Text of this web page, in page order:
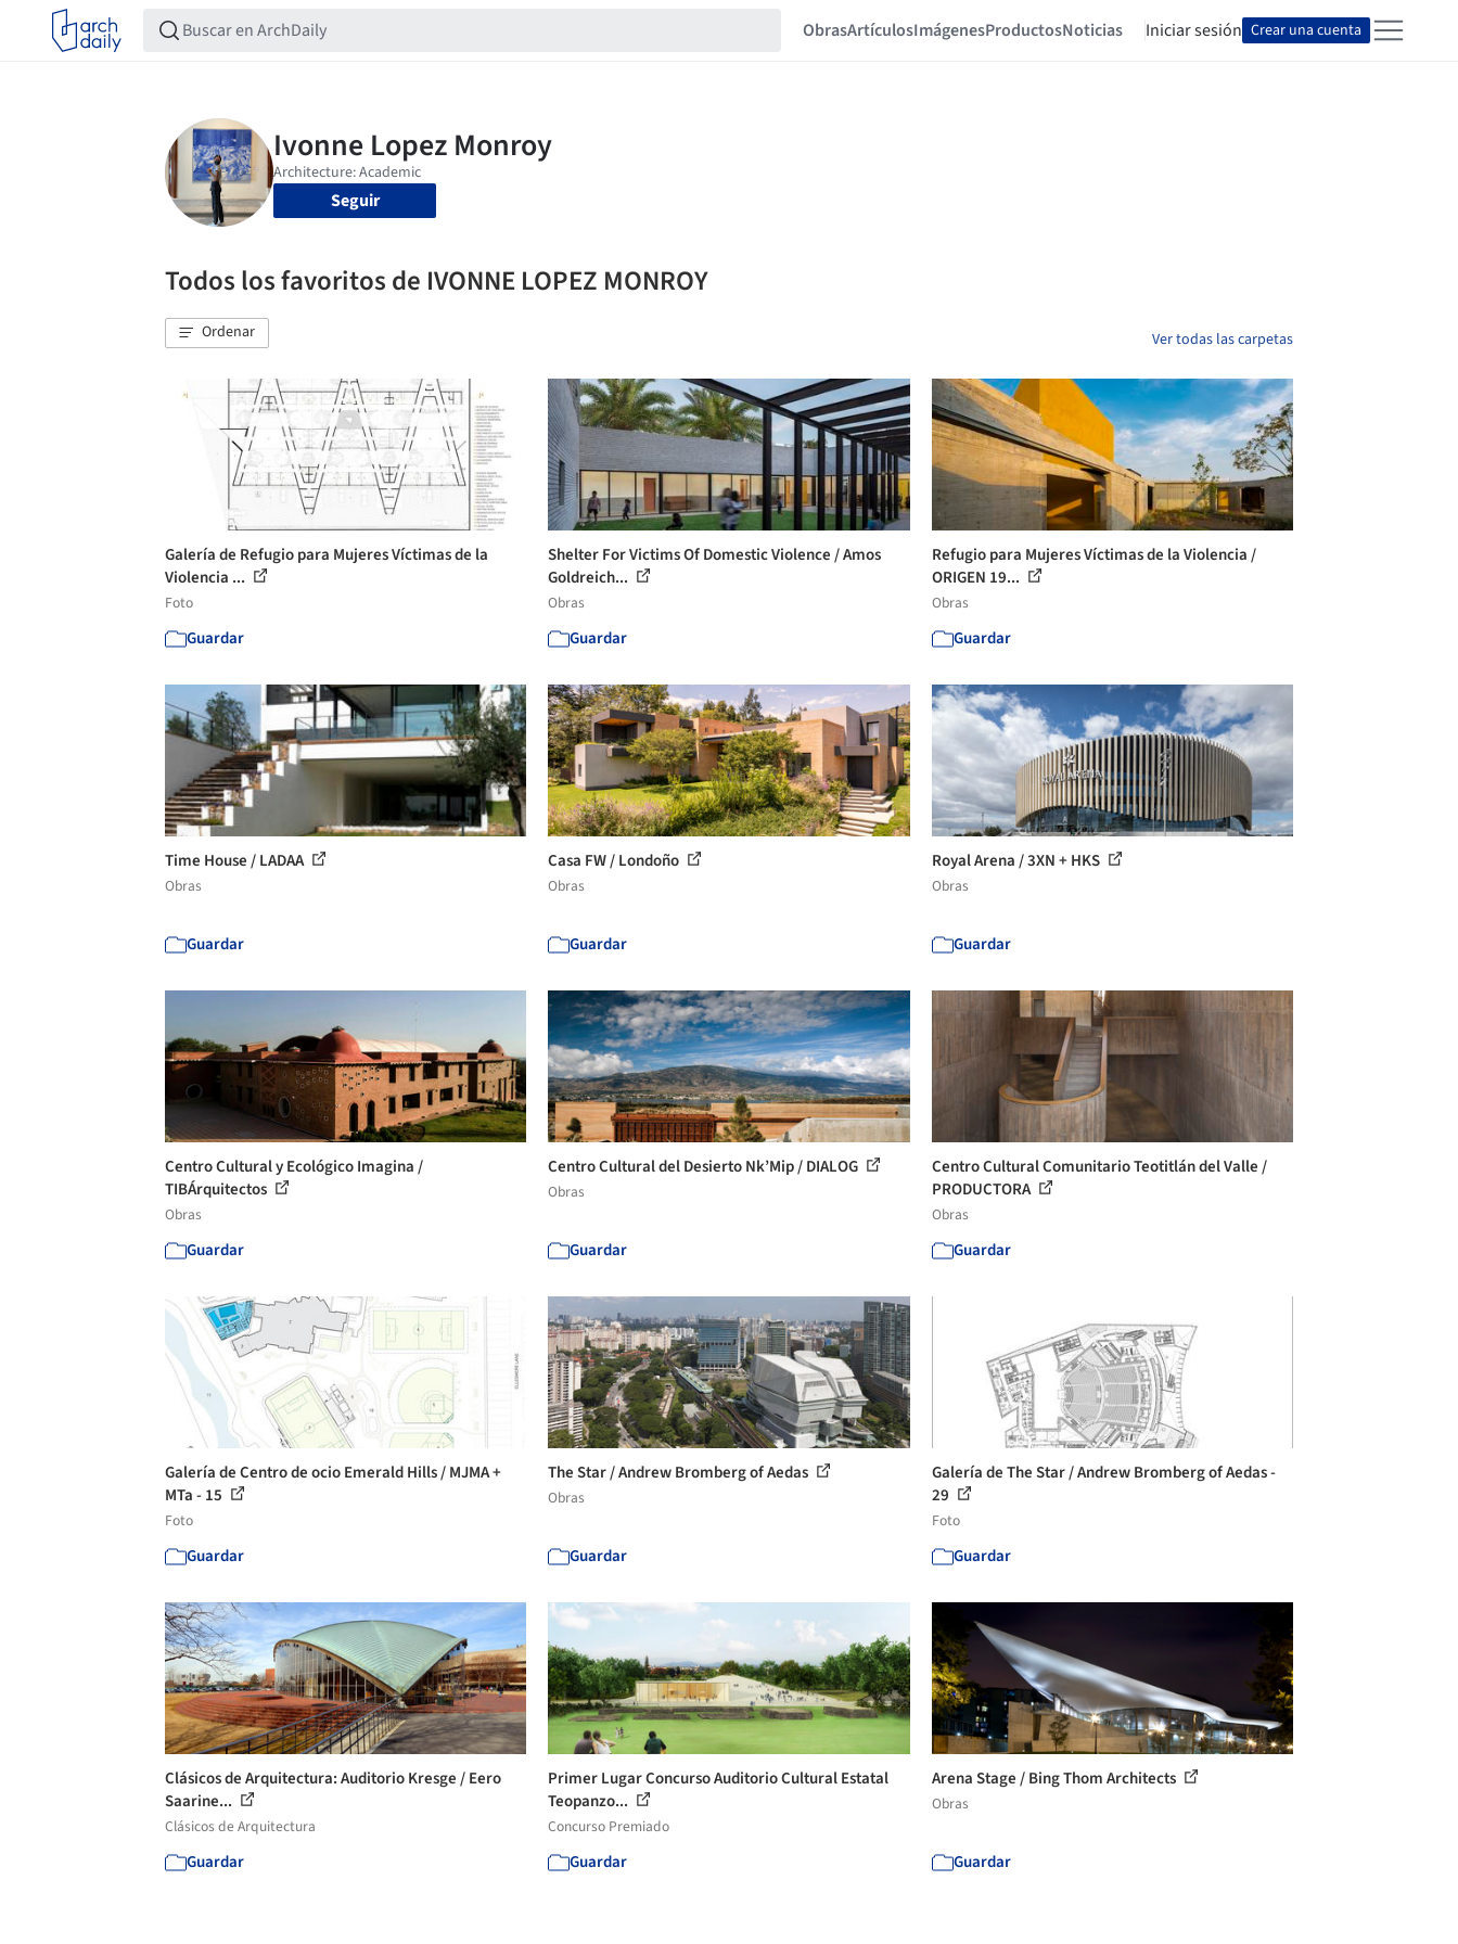
ObrasArtículosImágenesProductosNoticias Iniciar sesión Crear una cuenta
Seguir
Todos los favoritos de IVONNE LOPEZ MONROY
Ordenar Ver todas las carpetas
Galería de Refugio para Mujeres Víctimas de la
Violencia ...
Foto
Guardar
Shelter For Victims Of Domestic Violence / Amos
Goldreich...
Obras
Guardar
Refugio para Mujeres Víctimas de la Violencia /
ORIGEN 19...
Obras
Guardar
Time House / LADAA
Obras
Guardar
Casa FW / Londoño
Obras
Guardar
Royal Arena / 3XN + HKS
Obras
Guardar
Centro Cultural y Ecológico Imagina /
TIBÁrquitectos
Obras
Guardar
Centro Cultural del Desierto Nk’Mip / DIALOG
Obras
Guardar
Centro Cultural Comunitario Teotitlán del Valle /
PRODUCTORA
Obras
Guardar
Galería de Centro de ocio Emerald Hills / MJMA +
MTa - 15
Foto
Guardar
The Star / Andrew Bromberg of Aedas
Obras
Guardar
Galería de The Star / Andrew Bromberg of Aedas -
29
Foto
Guardar
Clásicos de Arquitectura: Auditorio Kresge / Eero
Saarine...
Clásicos de Arquitectura
Guardar
Primer Lugar Concurso Auditorio Cultural Estatal
Teopanzo...
Concurso Premiado
Guardar
Arena Stage / Bing Thom Architects
Obras
Guardar